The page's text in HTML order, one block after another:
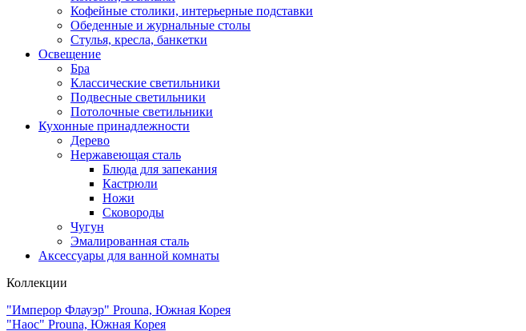
Кофейные столики, интерьерные подставки
Обеденные и журнальные столы
Стулья, кресла, банкетки
Освещение
Бра
Классические светильники
Подвесные светильники
Потолочные светильники
Кухонные принадлежности
Дерево
Нержавеющая сталь
Блюда для запекания
Кастрюли
Ножи
Сковороды
Чугун
Эмалированная сталь
Аксессуары для ванной комнаты
Коллекции
"Имперор Флауэр" Prouna, Южная Корея
"Наос" Prouna, Южная Корея